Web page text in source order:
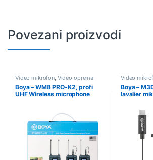
Povezani proizvodi
Video mikrofon Video oprema
Boya – WM8 PRO-K2, profi
UHF Wireless microphone
Video
Boya –
lavalier